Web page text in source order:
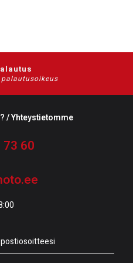
/ Yhteystietomme
60